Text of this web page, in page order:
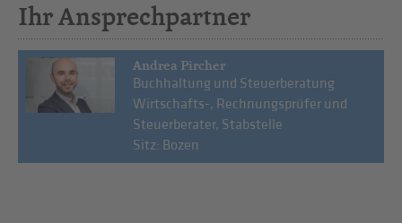
Ihr Ansprechpartner
Andrea Pircher
Buchhaltung und Steuerberatung
Wirtschafts-, Rechnungsprüfer und
Steuerberater, Stabstelle
Sitz: Bozen